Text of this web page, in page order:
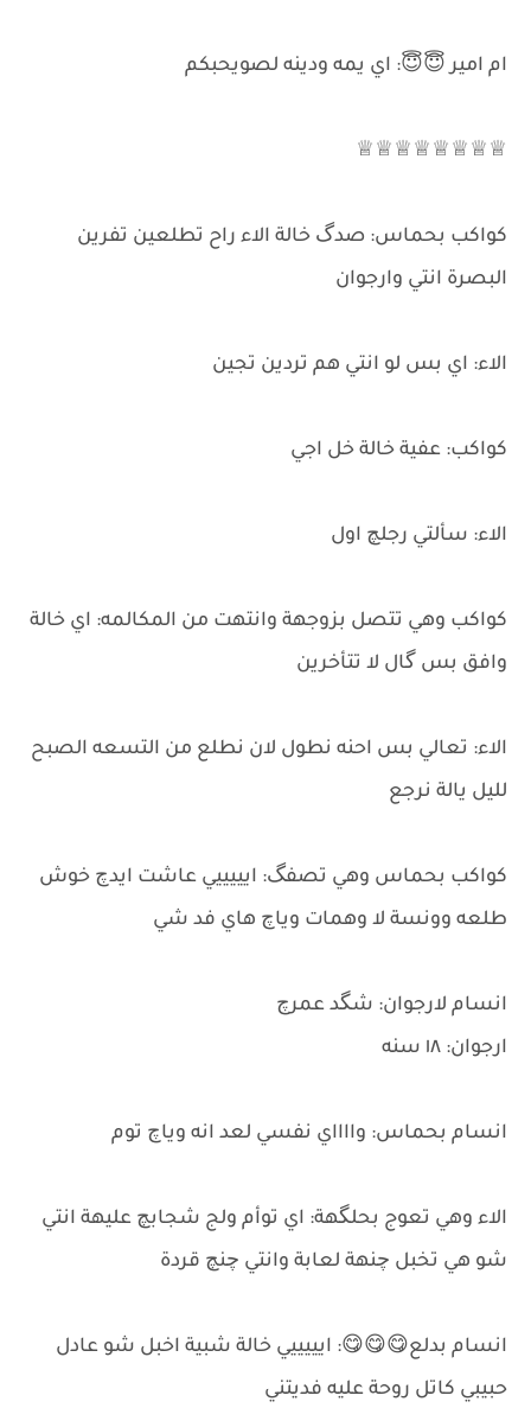
ام امير 😇😇: اي يمه ودينه لصويحبكم
♕♕♕♕♕♕♕♕
كواكب بحماس: صدگ خالة الاء راح تطلعين تفرين
البصرة انتي وارجوان
الاء: اي بس لو انتي هم تردين تجين
كواكب: عفية خالة خل اجي
الاء: سألتي رجلچ اول
كواكب وهي تتصل بزوجهة وانتهت من المكالمه: اي خالة
وافق بس گال لا تتأخرين
الاء: تعالي بس احنه نطول لان نطلع من التسعه الصبح
لليل يالة نرجع
كواكب بحماس وهي تصفگ: ايييييي عاشت ايدچ خوش
طلعه وونسة لا وهمات وياچ هاي فد شي
انسام لارجوان: شگد عمرچ
ارجوان: ١٨ سنه
انسام بحماس: وااااي نفسي لعد انه وياچ توم
الاء وهي تعوج بحلگهة: اي توأم ولج شجابچ عليهة انتي
شو هي تخبل چنهة لعابة وانتي چنچ قردة
انسام بدلع😋😋😋: ايييييي خالة شبية اخبل شو عادل
حبيبي كاتل روحة عليه فديتني